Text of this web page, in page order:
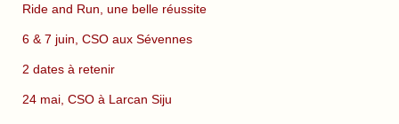
Ride and Run, une belle réussite
6 & 7 juin, CSO aux Sévennes
2 dates à retenir
24 mai, CSO à Larcan Siju